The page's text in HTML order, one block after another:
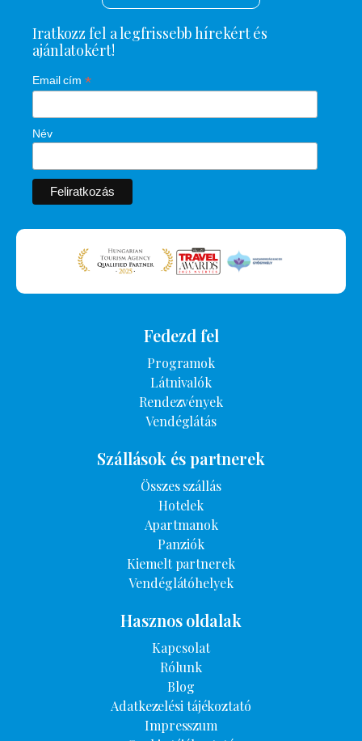
Iratkozz fel a legfrissebb hírekért és
ajánlatokért!
Email cím *
Név
Fedezd fel
Programok
Látnivalók
Rendezvények
Vendéglátás
Szállások és partnerek
Összes szállás
Hotelek
Apartmanok
Panziók
Kiemelt partnerek
Vendéglátóhelyek
Hasznos oldalak
Kapcsolat
Rólunk
Blog
Adatkezelési tájékoztató
Impresszum